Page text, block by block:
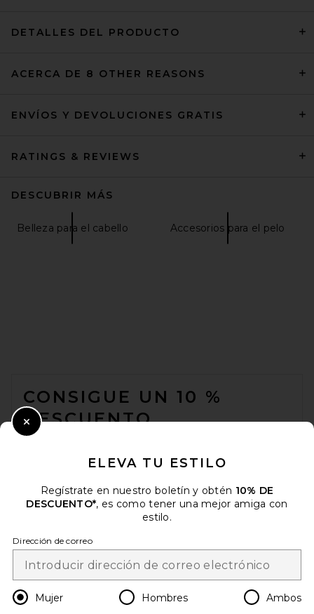
Skinny Belt in Carbon Black
DETALLES DEL PRODUCTO
ACERCA DE 8 OTHER REASONS
ENVÍOS Y DEVOLUCIONES GRATIS
RATINGS & REVIEWS
DESCUBRIR MÁS
Belleza para el cabello Accesorios para el pelo
CONSIGUE UN 10 %
DESCUENTO
electrónico. Puede retirarse en cualquier momento.
Email Address
Change Country Regions
es USD
ELEVA TU ESTILO
Regístrate en nuestro boletín y obtén 10% DE
DESCUENTO*, es como tener una mejor amiga con
estilo.
Dirección de correo
Mujer Hombres Ambos
Close Modal